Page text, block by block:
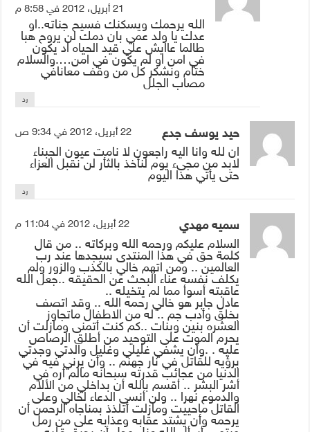
21 أبريل، 2012 في 8:58 م
الله يرحمك ويسكنك فسيح جناته..او
عدك يا ولد عمي بان دمك لن يروح هبا
طالما عاايش علي قيد الحياه اد يكون
في امن او لم يكون في امن….والسلام
ختام ونشكر كل من وقف معانافي
مصاب الجلل
رد
حيد يوسف جدع 22 أبريل، 2012 في 9:34 ص
ان لله وانا اليه راجعون لا نامت عيون الجبناء
لابد من مجىء يوم لنأخذ بالثأر لن نقبل العزاء
حتى يأتي هذا اليوم
رد
سميه مهدي 22 أبريل، 2012 في 11:04 م
السلام عليكم ورحمه الله وبركاته .. من قال
كلمة حق في هذا المنتدى سيجدها عند رب
العالمين .. ومن اتهم خالي بالكذب والزور ولم
يكلف نفسه عناء البحث عن الحقيقه ..جعل الله
عاقبته أسوأ مما لم يتخيله ..
عادل جابر هو خالي رحمه الله .. وقد اتصف
بخلق وأدب جم .. له من الاطفال ماتجاوز
العشره بنين وبنات ..كم كنت أتمنى ومازلت أن
يحرم الموت على التوحيد من أطلق الرصاص
عليه . .وأن يشفي غليلي وغليل والدتي وجدتي
برؤيه للقاتل في نار جهنم .. وأن يرني فيه في
الدنيا من عجائب قدرته سبحانه مالم أره في
أشر البشر .. أقسم بالله أن بداخلي من الألام
والدموع نهرا .. ولن أنسى الدعاء لخالي وعلى
القاتل ماحييت ومازلت أتلذذ بمناجاه الرحمن أن
يرحمه وأن يشتد عقابه وعذابه على من رمل